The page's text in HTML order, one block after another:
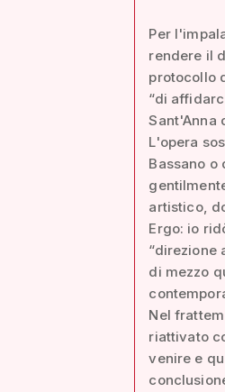
Per
rendere il
protocollo
“di
Sant'Anna
L'opera
Bassano o
artistico,
Ergo: io
“direzione
di mezzo
Nel
riattivato
venire e